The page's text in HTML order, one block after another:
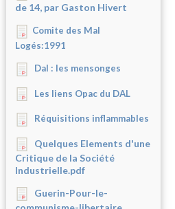
de 14, par Gaston Hivert
Comite des Mal
Logés:1991
Dal : les mensonges
Les liens Opac du DAL
Réquisitions inflammables
Quelques Elements d'une
Critique de la Société
Industrielle.pdf
Guerin-Pour-le-